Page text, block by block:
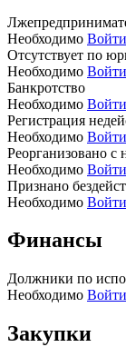
Необходимо Войти
Отсутствует по
Необходимо Войти
Банкротство
Необходимо Войти
Регистрация
Необходимо Войти
Реорганизовано с
Необходимо Войти
Признано
Необходимо Войти
Финансы
Должники по
Необходимо Войти
Закупки